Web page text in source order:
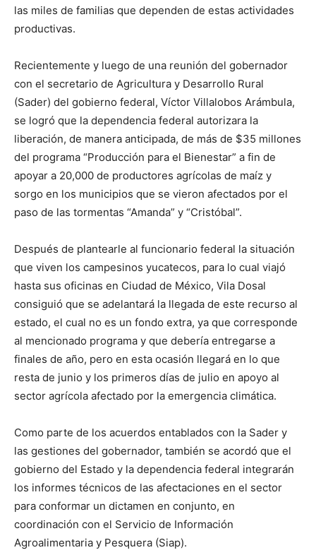
las miles de familias que dependen de estas actividades
productivas.
Recientemente y luego de una reunión del gobernador
con el secretario de Agricultura y Desarrollo Rural
(Sader) del gobierno federal, Víctor Villalobos Arámbula,
se logró que la dependencia federal autorizara la
liberación, de manera anticipada, de más de $35 millones
del programa “Producción para el Bienestar” a fin de
apoyar a 20,000 de productores agrícolas de maíz y
sorgo en los municipios que se vieron afectados por el
paso de las tormentas “Amanda” y “Cristóbal”.
Después de plantearle al funcionario federal la situación
que viven los campesinos yucatecos, para lo cual viajó
hasta sus oficinas en Ciudad de México, Vila Dosal
consiguió que se adelantará la llegada de este recurso al
estado, el cual no es un fondo extra, ya que corresponde
al mencionado programa y que debería entregarse a
finales de año, pero en esta ocasión llegará en lo que
resta de junio y los primeros días de julio en apoyo al
sector agrícola afectado por la emergencia climática.
Como parte de los acuerdos entablados con la Sader y
las gestiones del gobernador, también se acordó que el
gobierno del Estado y la dependencia federal integrarán
los informes técnicos de las afectaciones en el sector
para conformar un dictamen en conjunto, en
coordinación con el Servicio de Información
Agroalimentaria y Pesquera (Siap).